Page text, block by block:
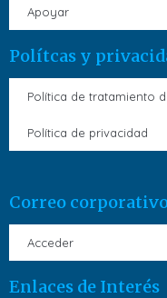
Apoyar
Polítcas y
Política de tratamiento
Política de privacidad
Correo
Acceder
Enlaces de Interés